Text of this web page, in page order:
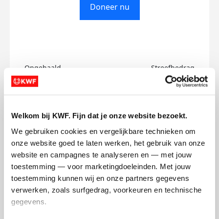
Welkom bij KWF. Fijn dat je onze website bezoekt.
We gebruiken cookies en vergelijkbare technieken om
onze website goed te laten werken, het gebruik van onze
website en campagnes te analyseren en — met jouw
toestemming — voor marketingdoeleinden. Met jouw
toestemming kunnen wij en onze partners gegevens
verwerken, zoals surfgedrag, voorkeuren en technische
gegevens.
Doneer nu
Opgehaald
€0
Streefbedrag
€750
Florence's badges